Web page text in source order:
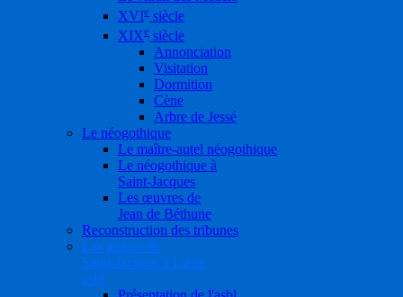
XVIe siècle
XIXe siècle
Annonciation
Visitation
Dormition
Cène
Arbre de Jessé
Le néogothique
Le maître-autel néogothique
Le néogothique à
Saint-Jacques
Les œuvres de
Jean de Béthune
Reconstruction des tribunes
Les guides de
Saint-Jacques à Liège
asbl